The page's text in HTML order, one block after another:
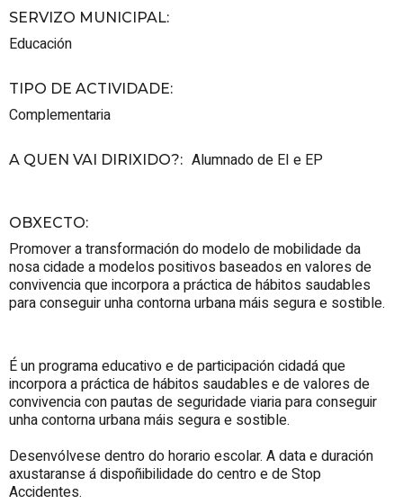
SERVIZO MUNICIPAL:
Educación
TIPO DE ACTIVIDADE:
Complementaria
A QUEN VAI DIRIXIDO?: Alumnado de EI e EP
OBXECTO:
Promover a transformación do modelo de mobilidade da
nosa cidade a modelos positivos baseados en valores de
convivencia que incorpora a práctica de hábitos saudables
para conseguir unha contorna urbana máis segura e sostible.
É un programa educativo e de participación cidadá que
incorpora a práctica de hábitos saudables e de valores de
convivencia con pautas de seguridade viaria para conseguir
unha contorna urbana máis segura e sostible.
Desenvólvese dentro do horario escolar. A data e duración
axustaranse á dispoñibilidade do centro e de Stop
Accidentes.